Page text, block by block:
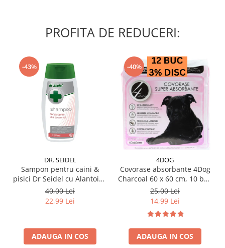
PROFITA DE REDUCERI:
-43%
DR. SEIDEL
Sampon pentru caini &
pisici Dr Seidel cu Alantoina
220 ml
40,00 Lei
22,99 Lei
ADAUGA IN COS
-40%
4DOG
Covorase absorbante 4Dog
Charcoal 60 x 60 cm, 10 buc
/ pachet
25,00 Lei
14,99 Lei
ADAUGA IN COS